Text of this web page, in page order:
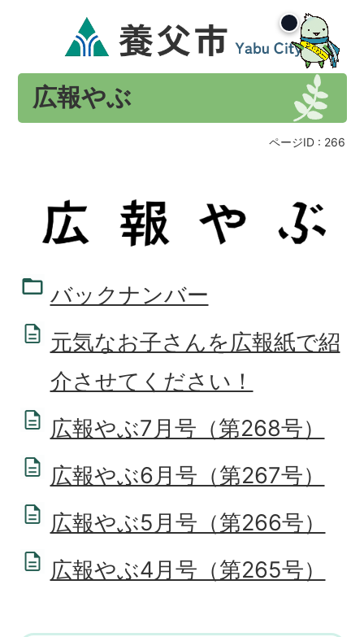
広報やぶ
ページID : 266
バックナンバー
元気なお子さんを広報紙で紹
介させてください！
広報やぶ7月号（第268号）
広報やぶ6月号（第267号）
広報やぶ5月号（第266号）
広報やぶ4月号（第265号）